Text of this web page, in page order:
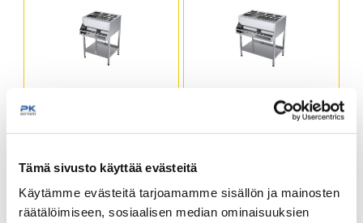
Tämä sivusto käyttää evästeitä
Käytämme evästeitä tarjoamamme sisällön ja mainosten
räätälöimiseen, sosiaalisen median ominaisuuksien
irroitettava teline 5 x GN 1/9
Kalusteen edessä
pulloteline.
irroitettava teline 6 x GN 1/9
Kalusteen edessä
pulloteline.
Restmec Lydia 600
Ulkomitat: (l) 600 x (s) 600 x
Jääallas kahdella
välijakajalla.
pullotelineyksikkö
Restmec Lydia 800
Jääallas kolmella
välijakajalla.